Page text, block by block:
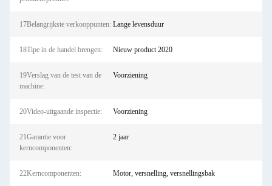
17Belangrijkste verkooppunten: Lange levensduur
18Tipe in de handel brengen: Nieuw product 2020
19Verslag van de test van de
machine:
Voorziening
20Video-uitgaande inspectie: Voorziening
21Garantie voor
kerncomponenten:
2 jaar
22Kerncomponenten: Motor, versnelling, versnellingsbak